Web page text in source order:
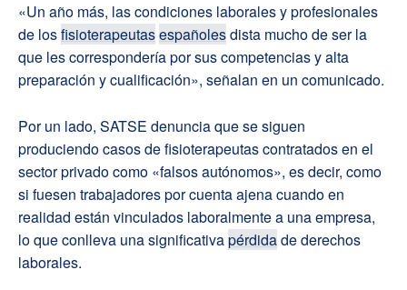
«Un año más, las condiciones laborales y profesionales
de losfisioterapeutasespañolesdista mucho de ser la
que les correspondería por sus competencias y alta
preparación y cualificación», señalan en un comunicado.
Por un lado, SATSE denuncia que se siguen
produciendo casos de fisioterapeutas contratados en el
sector privado como «falsos autónomos», es decir, como
si fuesen trabajadores por cuenta ajena cuando en
realidad están vinculados laboralmente a una empresa,
lo que conlleva una significativapérdidade derechos
laborales.